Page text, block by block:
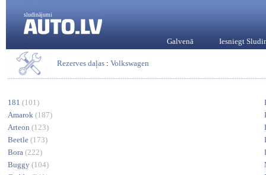
sludinājumi
Galvenā Iesniegt
Rezerves daļas : Volkswagen
181 (101)
Amarok (187)
Arteon (123)
Beetle (173)
Bora (222)
Buggy (104)